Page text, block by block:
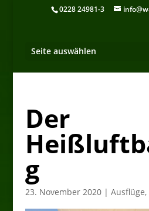
0228 24981-3
Seite auswählen
Der
g
23. November 2020| Ausflüge,